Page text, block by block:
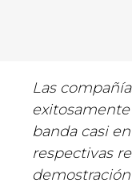
Las
banda casi
respectivas